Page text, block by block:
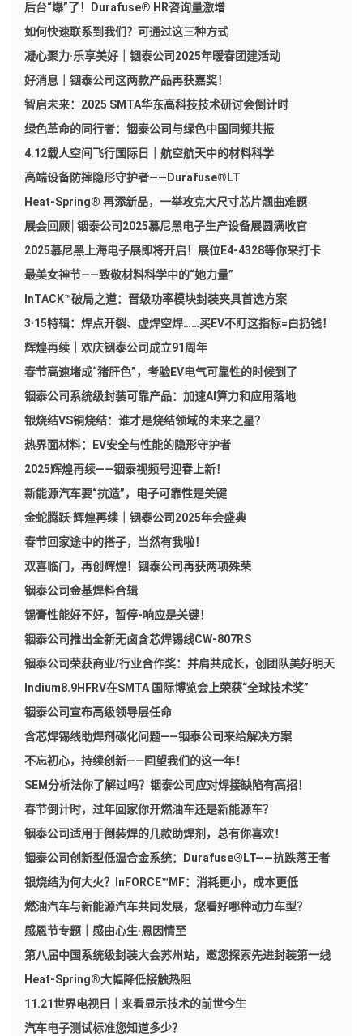
后台“爆”了！Durafuse® HR咨询量激增
如何快速联系到我们？可通过这三种方式
凝心聚力·乐享美好｜铟泰公司2025年暖春团建活动
好消息｜铟泰公司这两款产品再获嘉奖！
智启未来：2025 SMTA华东高科技技术研讨会倒计时
绿色革命的同行者：铟泰公司与绿色中国同频共振
4.12载人空间飞行国际日｜航空航天中的材料科学
高端设备防摔隐形守护者——Durafuse®LT
Heat-Spring® 再添新品，一举攻克大尺寸芯片翘曲难题
展会回顾│铟泰公司2025慕尼黑电子生产设备展圆满收官
2025慕尼黑上海电子展即将开启！展位E4-4328等你来打卡
最美女神节——致敬材料科学中的“她力量”
InTACK™破局之道：晋级功率模块封装夹具首选方案
3·15特辑：焊点开裂、虚焊空焊……买EV不盯这指标=白扔钱！
辉煌再续｜欢庆铟泰公司成立91周年
春节高速堵成“猪肝色”，考验EV电气可靠性的时候到了
铟泰公司系统级封装可靠产品：加速AI算力和应用落地
银烧结VS铜烧结：谁才是烧结领域的未来之星？
热界面材料：EV安全与性能的隐形守护者
2025辉煌再续——铟泰视频号迎春上新！
新能源汽车要“抗造”，电子可靠性是关键
金蛇腾跃·辉煌再续｜铟泰公司2025年会盛典
春节回家途中的搭子，当然有我啦！
双喜临门，再创辉煌！铟泰公司再获两项殊荣
铟泰公司金基焊料合辑
锡膏性能好不好，暂停-响应是关键！
铟泰公司推出全新无卤含芯焊锡线CW-807RS
铟泰公司荣获商业/行业合作奖：并肩共成长，创团队美好明天
Indium8.9HFRV在SMTA 国际博览会上荣获“全球技术奖”
铟泰公司宣布高级领导层任命
含芯焊锡线助焊剂碳化问题——铟泰公司来给解决方案
不忘初心，持续创新——回望我们的这一年！
SEM分析法你了解过吗？铟泰公司应对焊接缺陷有高招！
春节倒计时，过年回家你开燃油车还是新能源车？
铟泰公司适用于倒装焊的几款助焊剂，总有你喜欢！
铟泰公司创新型低温合金系统：Durafuse®LT——抗跌落王者
银烧结为何大火？InFORCE™MF：消耗更小，成本更低
燃油汽车与新能源汽车共同发展，您看好哪种动力车型？
感恩节专题｜感由心生·恩因情至
第八届中国系统级封装大会苏州站，邀您探索先进封装第一线
Heat-Spring®大幅降低接触热阻
11.21世界电视日｜来看显示技术的前世今生
汽车电子测试标准您知道多少？